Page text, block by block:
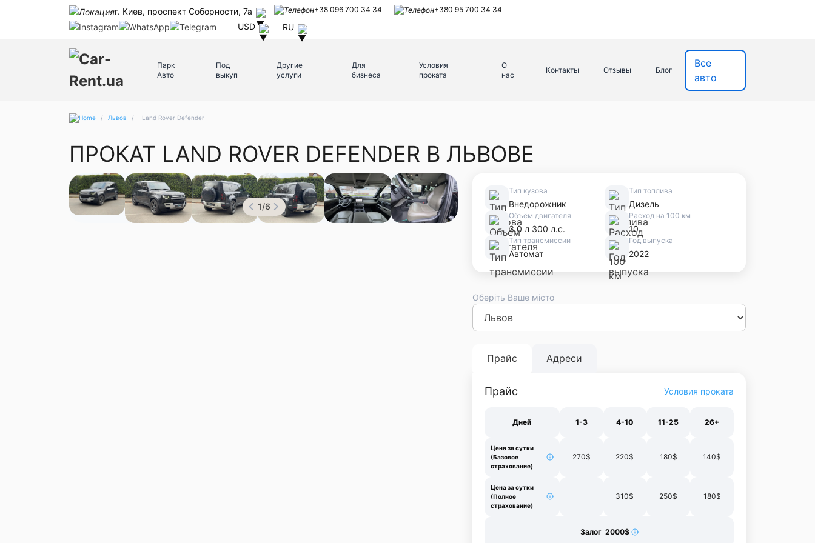
г. Киев, проспект Соборности, 7а +38 096 700 34 34 +380 95 700 34 34
USD RU
Парк
Авто
Под
выкуп
Другие
услуги
Для
бизнеса
Условия
проката
О
нас
Контакты Отзывы Блог
Все
авто
/ Львов / Land Rover Defender
ПРОКАТ LAND ROVER DEFENDER В ЛЬВОВЕ
1/6
Тип кузова
Внедорожник
Тип топлива
Дизель
Объём двигателя
3.0 л 300 л.с.
Расход на 100 км
10
Тип трансмиссии
Автомат
Год выпуска
2022
Оберіть Ваше місто
КиевЛьвовОдесса
Франковск
Прайс Адреси
Прайс Условия проката
Дней 1-3 4-10 11-25 26+
Цена за сутки
(Базовое
страхование)
270$ 220$ 180$ 140$
Цена за сутки
(Полное
страхование)
310$ 250$ 180$
Залог 2000$